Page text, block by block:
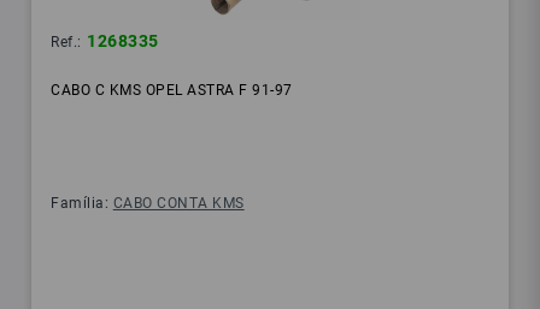
Ref.: 1268335
CABO C KMS OPEL ASTRA F 91-97
Família: CABO CONTA KMS